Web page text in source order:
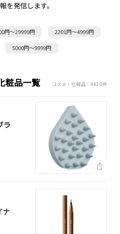
を発信します。
円～29999円 2201円～4999円
5000円～9999円
粧品一覧 コスメ・化粧品：4416件
ラ
ナ